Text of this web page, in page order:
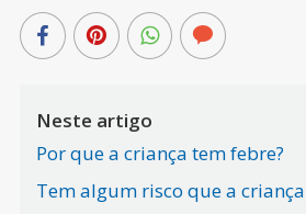
Neste artigo
Por que a criança tem febre?
Tem algum risco que a